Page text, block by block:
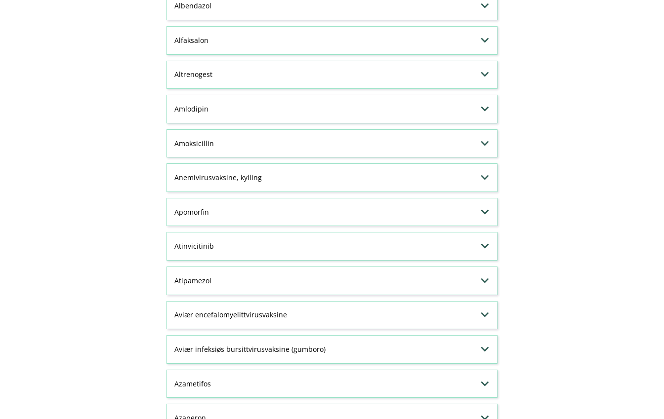
Albendazol
Alfaksalon
Altrenogest
Amlodipin
Amoksicillin
Anemivirusvaksine, kylling
Apomorfin
Atinvicitinib
Atipamezol
Aviær encefalomyelittvirusvaksine
Aviær infeksiøs bursittvirusvaksine (gumboro)
Azametifos